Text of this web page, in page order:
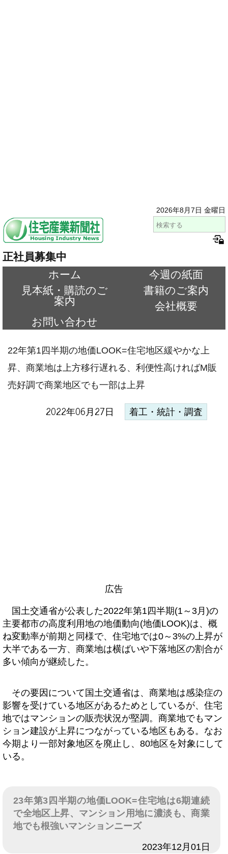
2026年8月7日 金曜日
正社員募集中
ホーム
今週の紙面
見本紙・購読のご
案内
書籍のご案内
会社概要
お問い合わせ
22年第1四半期の地価LOOK=住宅地区緩やかな上
昇、商業地は上方移行遅れる、利便性高ければM販
売好調で商業地区でも一部は上昇
2022年06月27日 着工・統計・調査
広告
国土交通省が公表した2022年第1四半期(1～3月)の
主要都市の高度利用地の地価動向(地価LOOK)は、概
ね変動率が前期と同様で、住宅地では0～3%の上昇が
大半である一方、商業地は横ばいや下落地区の割合が
多い傾向が継続した。
その要因について国土交通省は、商業地は感染症の
影響を受けている地区があるためとしているが、住宅
地ではマンションの販売状況が堅調。商業地でもマン
ション建設が上昇につながっている地区もある。なお
今期より一部対象地区を廃止し、80地区を対象にして
いる。
23年第3四半期の地価LOOK=住宅地は6期連続
で全地区上昇、マンション用地に濃淡も、商業
地でも根強いマンションニーズ
2023年12月01日